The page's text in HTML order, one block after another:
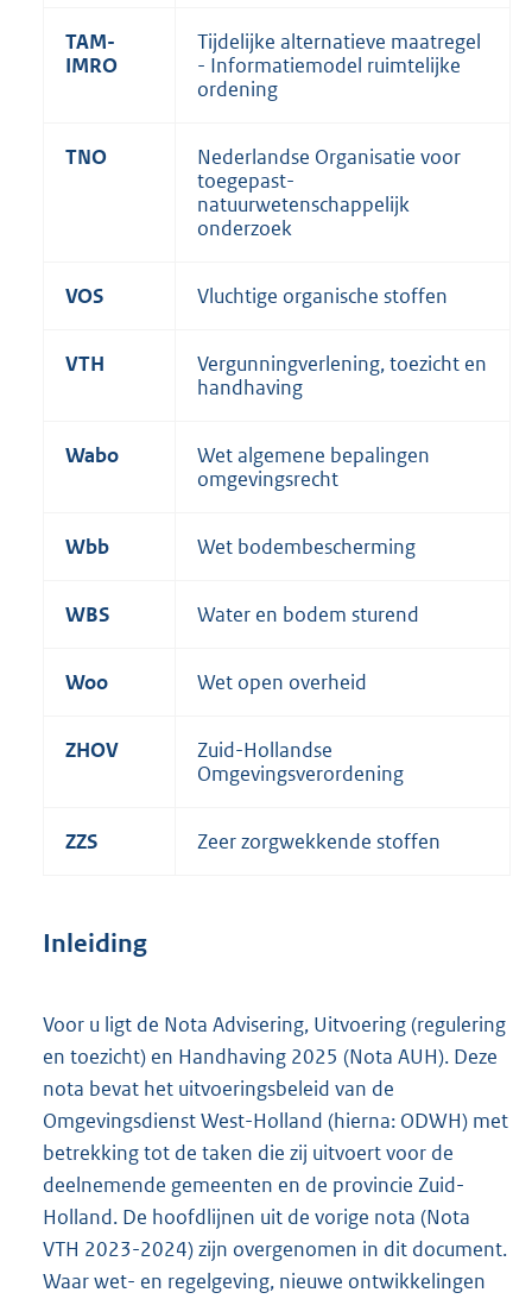
TAM-
IMRO
Tijdelijke alternatieve maatregel
- Informatiemodel ruimtelijke
ordening
TNO
Nederlandse Organisatie voor
toegepast-
natuurwetenschappelijk
onderzoek
VOS Vluchtige organische stoffen
VTH
Vergunningverlening, toezicht en
handhaving
Wabo
Wet algemene bepalingen
omgevingsrecht
Wbb Wet bodembescherming
WBS Water en bodem sturend
Woo Wet open overheid
ZHOV
Zuid-Hollandse
Omgevingsverordening
ZZS Zeer zorgwekkende stoffen
Inleiding
Voor u ligt de Nota Advisering, Uitvoering (regulering
en toezicht) en Handhaving 2025 (Nota AUH). Deze
nota bevat het uitvoeringsbeleid van de
Omgevingsdienst West-Holland (hierna: ODWH) met
betrekking tot de taken die zij uitvoert voor de
deelnemende gemeenten en de provincie Zuid-
Holland. De hoofdlijnen uit de vorige nota (Nota
VTH 2023-2024) zijn overgenomen in dit document.
Waar wet- en regelgeving, nieuwe ontwikkelingen